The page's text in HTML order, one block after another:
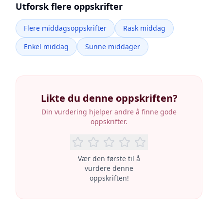
Utforsk flere oppskrifter
Flere middagsoppskrifter
Rask middag
Enkel middag
Sunne middager
Likte du denne oppskriften?
Din vurdering hjelper andre å finne gode
oppskrifter.
Vær den første til å
vurdere denne
oppskriften!